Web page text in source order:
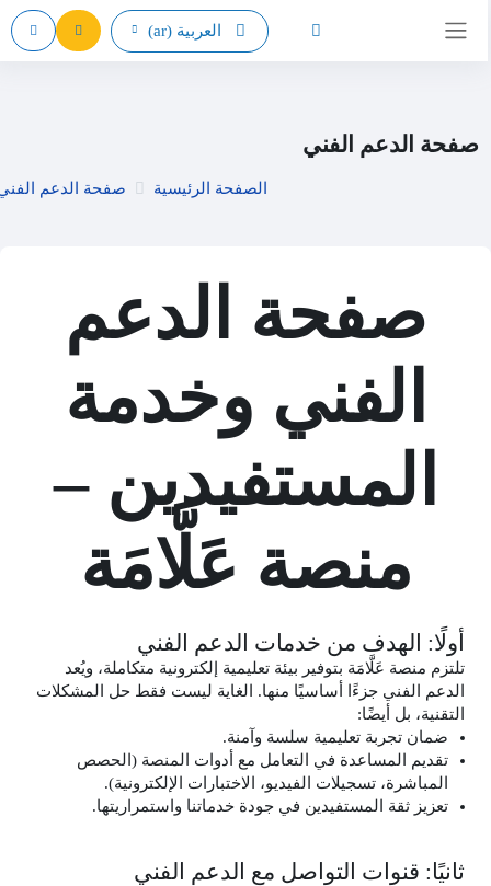
تبديل إدخال البحث
العربية ‎(ar)‎
صفحة الدعم الفني
الصفحة الرئيسية صفحة الدعم الفني
صفحة الدعم
الفني وخدمة
المستفيدين –
منصة عَلَّامَة
أولًا: الهدف من خدمات الدعم الفني
تلتزم منصة عَلَّامَة بتوفير بيئة تعليمية إلكترونية متكاملة، ويُعد
الدعم الفني جزءًا أساسيًا منها. الغاية ليست فقط حل المشكلات
التقنية، بل أيضًا:
ضمان تجربة تعليمية سلسة وآمنة.
تقديم المساعدة في التعامل مع أدوات المنصة (الحصص
المباشرة، تسجيلات الفيديو، الاختبارات الإلكترونية).
تعزيز ثقة المستفيدين في جودة خدماتنا واستمراريتها.
ثانيًا: قنوات التواصل مع الدعم الفني